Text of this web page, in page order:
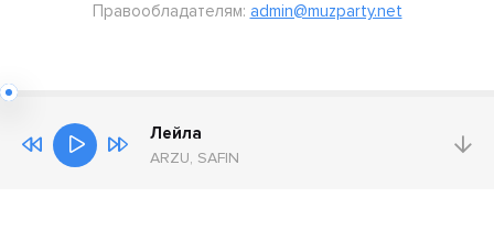
Правообладателям: admin@muzparty.net
Лейла
ARZU, SAFIN